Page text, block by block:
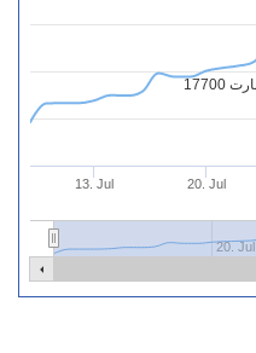
13. Jul 20. Jul
20. Jul